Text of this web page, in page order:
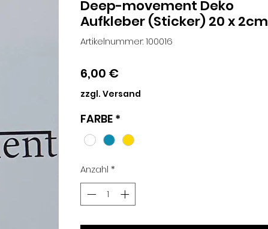
Deep-movement Deko
Aufkleber (Sticker) 20 x 2cm
Artikelnummer: 100016
6,00 €Preis
zzgl. Versand
FARBE *
Anzahl *